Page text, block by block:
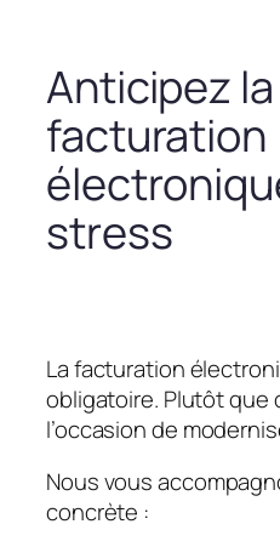
Anticipez la
facturation
stress
La facturation
obligatoire. Plutôt que
l’occasion de
Nous vous
concrète :